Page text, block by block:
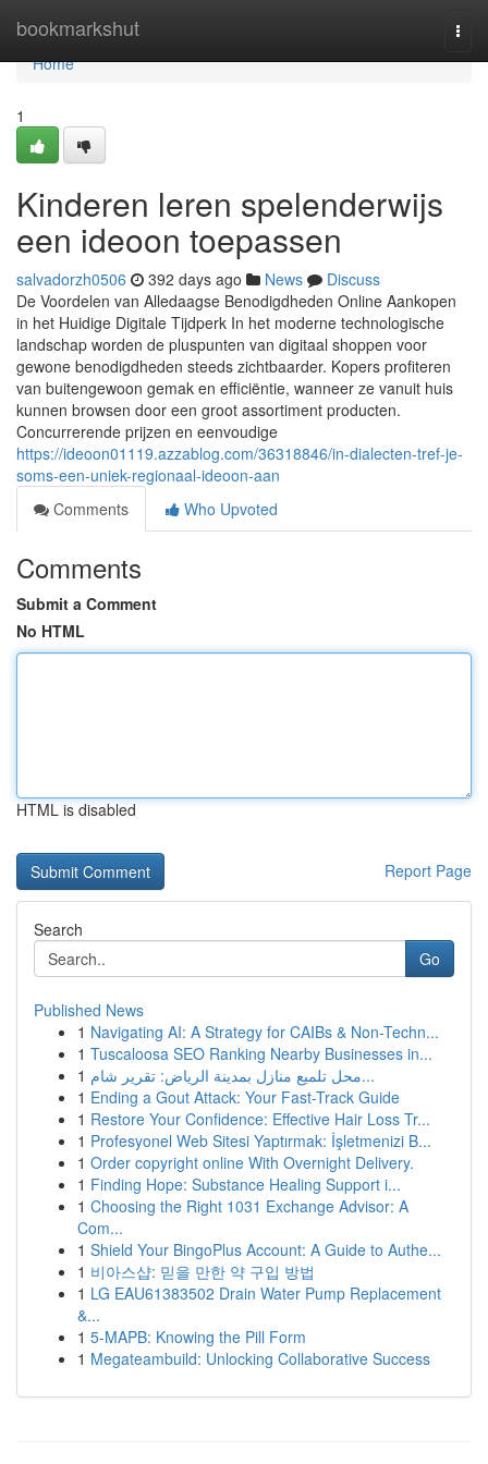
bookmarkshut
Home
Home
1
Kinderen leren spelenderwijs
een ideoon toepassen
salvadorzh0506 392 days ago News
Discuss
De Voordelen van Alledaagse Benodigdheden Online Aankopen
in het Huidige Digitale Tijdperk In het moderne technologische
landschap worden de pluspunten van digitaal shoppen voor
gewone benodigdheden steeds zichtbaarder. Kopers profiteren
van buitengewoon gemak en efficiëntie, wanneer ze vanuit huis
kunnen browsen door een groot assortiment producten.
Concurrerende prijzen en eenvoudige
https://ideoon01119.azzablog.com/36318846/in-dialecten-tref-je-
soms-een-uniek-regionaal-ideoon-aan
Comments
Who Upvoted
Comments
Submit a Comment
No HTML
HTML is disabled
Report Page
Search
Go
Published News
1 Navigating AI: A Strategy for CAIBs & Non-Techn...
1 Tuscaloosa SEO Ranking Nearby Businesses in...
1
محل تلميع منازل بمدينة الرياض: تقرير شام...
1 Ending a Gout Attack: Your Fast-Track Guide
1 Restore Your Confidence: Effective Hair Loss Tr...
1 Profesyonel Web Sitesi Yaptırmak: İşletmenizi B...
1 Order copyright online With Overnight Delivery.
1 Finding Hope: Substance Healing Support i...
1 Choosing the Right 1031 Exchange Advisor: A
Com...
1 Shield Your BingoPlus Account: A Guide to Authe...
1 비아스샵: 믿을 만한 약 구입 방법
1 LG EAU61383502 Drain Water Pump Replacement
&...
1 5-MAPB: Knowing the Pill Form
1 Megateambuild: Unlocking Collaborative Success